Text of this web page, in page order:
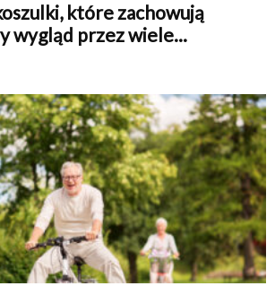
które zachowują
wygląd przez wiele...